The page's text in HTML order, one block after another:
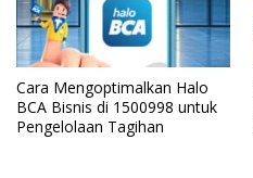
Cara Mengoptimalkan Halo
BCA Bisnis di 1500998 untuk
Pengelolaan Tagihan